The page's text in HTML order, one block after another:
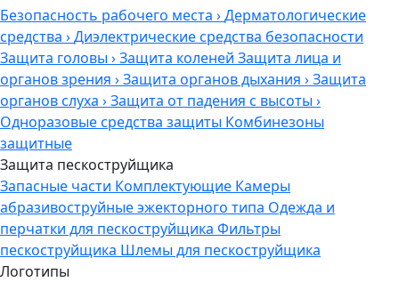
Безопасность рабочего места ›Дерматологические
средства ›Диэлектрические средства безопасности
Защита головы ›Защита коленей Защита лица и
органов зрения ›Защита органов дыхания ›Защита
органов слуха ›Защита от падения с высоты ›
Одноразовые средства защиты Комбинезоны
защитные
Защита пескоструйщика
Запасные части Комплектующие Камеры
абразивоструйные эжекторного типа Одежда и
перчатки для пескоструйщика Фильтры
пескоструйщика Шлемы для пескоструйщика
Логотипы